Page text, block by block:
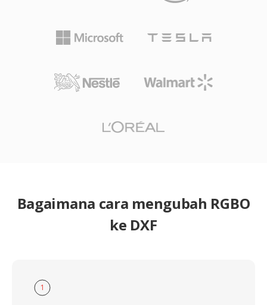
Bagaimana cara mengubah RGBO
ke DXF
1